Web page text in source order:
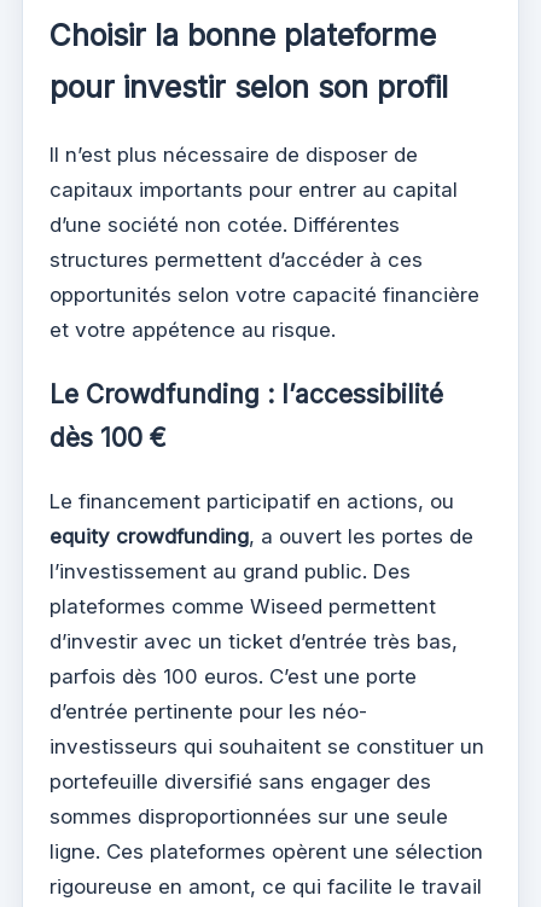
Choisir la bonne plateforme
pour investir selon son profil
Il n’est plus nécessaire de disposer de
capitaux importants pour entrer au capital
d’une société non cotée. Différentes
structures permettent d’accéder à ces
opportunités selon votre capacité financière
et votre appétence au risque.
Le Crowdfunding : l’accessibilité
dès 100 €
Le financement participatif en actions, ou
equity crowdfunding, a ouvert les portes de
l’investissement au grand public. Des
plateformes comme Wiseed permettent
d’investir avec un ticket d’entrée très bas,
parfois dès 100 euros. C’est une porte
d’entrée pertinente pour les néo-
investisseurs qui souhaitent se constituer un
portefeuille diversifié sans engager des
sommes disproportionnées sur une seule
ligne. Ces plateformes opèrent une sélection
rigoureuse en amont, ce qui facilite le travail